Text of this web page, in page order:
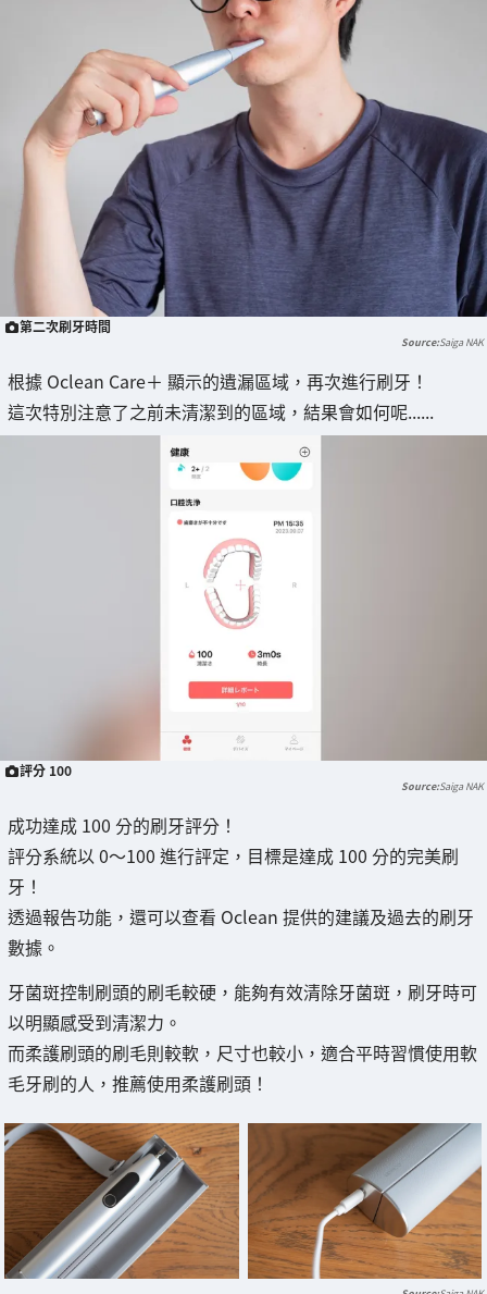
第二次刷牙時間
Saiga NAK
根據 Oclean Care＋ 顯示的遺漏區域，再次進行刷牙！
這次特別注意了之前未清潔到的區域，結果會如何呢......
評分 100
Saiga NAK
成功達成 100 分的刷牙評分！
評分系統以 0～100 進行評定，目標是達成 100 分的完美刷
牙！
透過報告功能，還可以查看 Oclean 提供的建議及過去的刷牙
數據。
牙菌斑控制刷頭的刷毛較硬，能夠有效清除牙菌斑，刷牙時可
以明顯感受到清潔力。
而柔護刷頭的刷毛則較軟，尺寸也較小，適合平時習慣使用軟
毛牙刷的人，推薦使用柔護刷頭！